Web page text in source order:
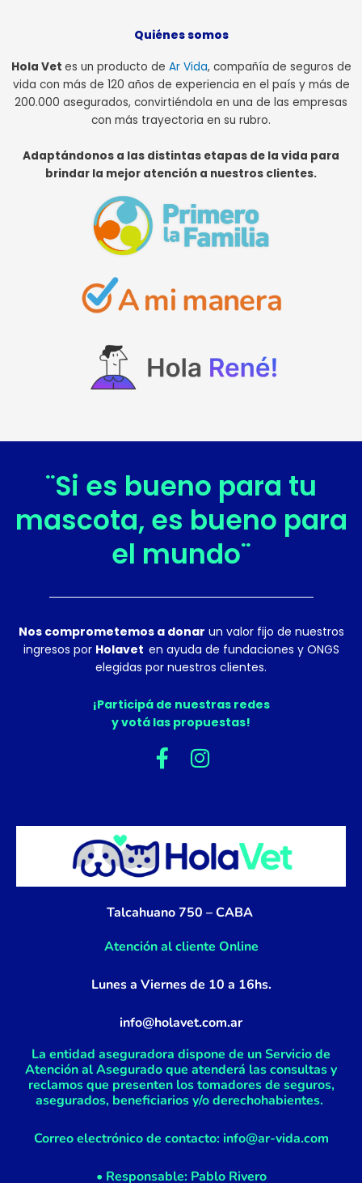
Quiénes somos
Hola Vet es un producto de Ar Vida, compañía de seguros de
vida con más de 120 años de experiencia en el país y más de
200.000 asegurados, convirtiéndola en una de las empresas
con más trayectoria en su rubro.
Adaptándonos a las distintas etapas de la vida para
brindar la mejor atención a nuestros clientes.
¨Si es bueno para tu
mascota, es bueno para
el mundo¨
Nos comprometemos a donar un valor fijo de nuestros
ingresos por Holavet en ayuda de fundaciones y ONGS
elegidas por nuestros clientes.
¡Participá de nuestras redes
y votá las propuestas!
F
e
b
o
o
k
f
I
t
g
r
a
m
Talcahuano 750 – CABA
Atención al cliente Online
Lunes a Viernes de 10 a 16hs.
info@holavet.com.ar
La entidad aseguradora dispone de un Servicio de
Atención al Asegurado que atenderá las consultas y
reclamos que presenten los tomadores de seguros,
asegurados, beneficiarios y/o derechohabientes.
Correo electrónico de contacto: info@ar-vida.com
• Responsable: Pablo Rivero